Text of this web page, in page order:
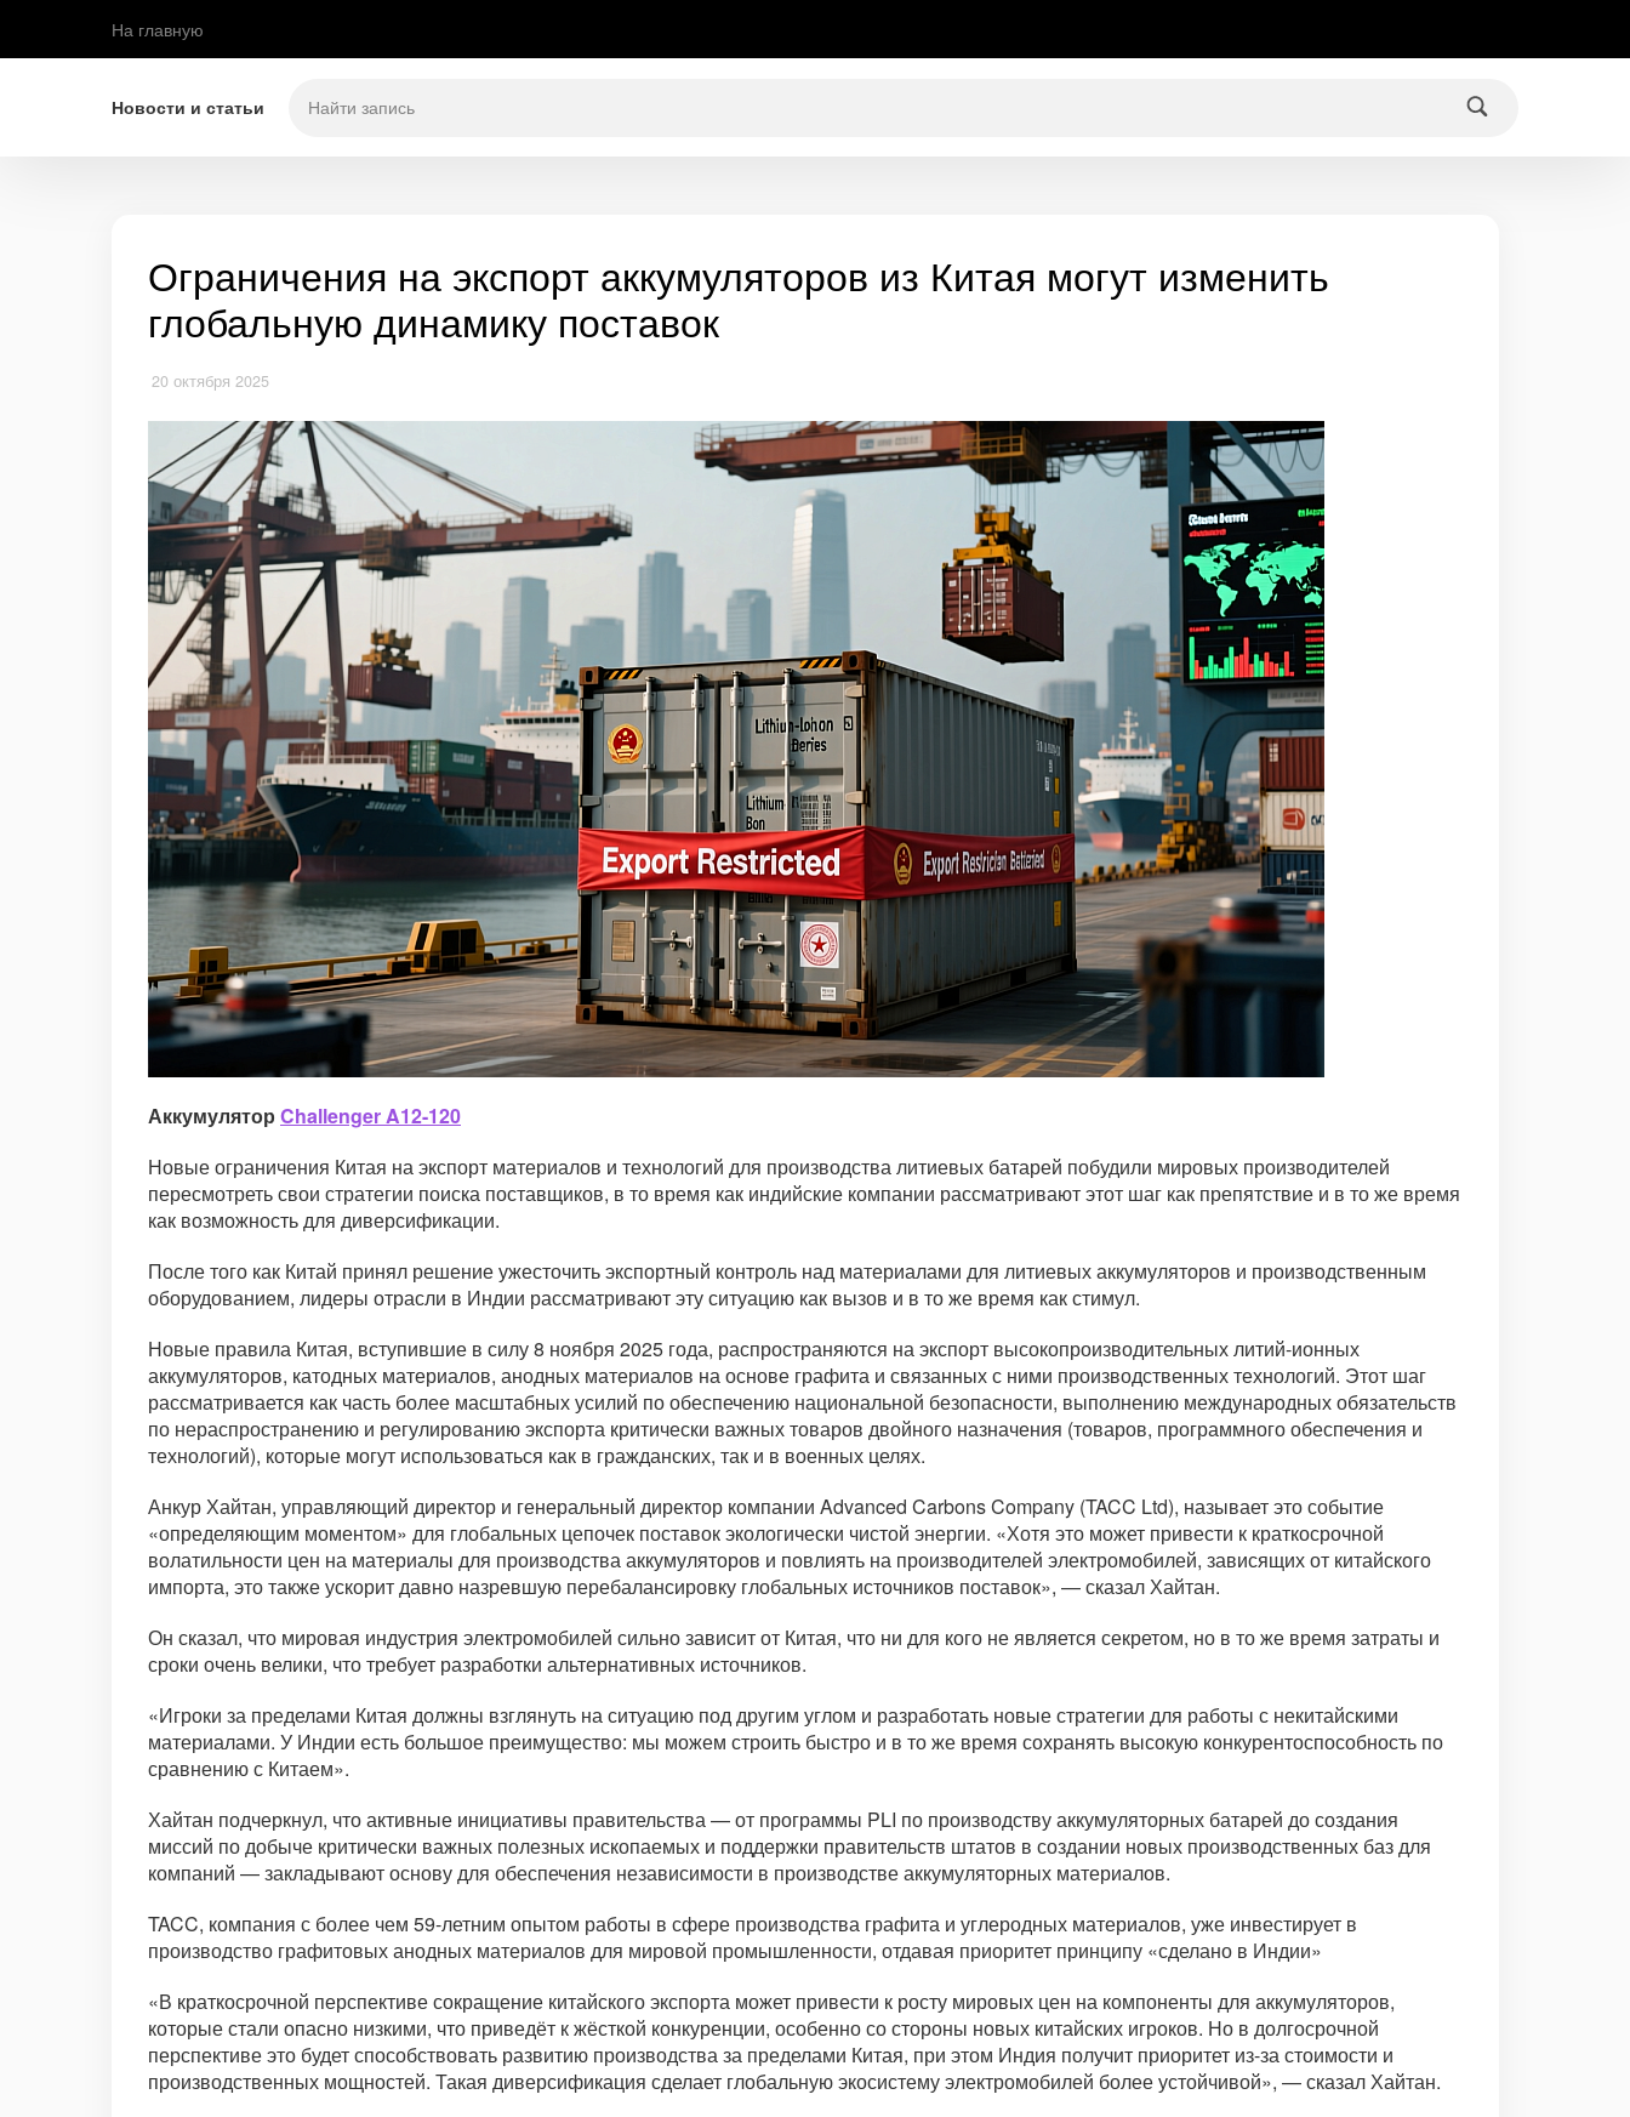
На главную
Новости и статьи
Ограничения на экспорт аккумуляторов из Китая могут изменить
глобальную динамику поставок
20 октября 2025
Аккумулятор Challenger A12-120
Новые ограничения Китая на экспорт материалов и технологий для производства литиевых батарей побудили мировых производителей
пересмотреть свои стратегии поиска поставщиков, в то время как индийские компании рассматривают этот шаг как препятствие и в то же время
как возможность для диверсификации.
После того как Китай принял решение ужесточить экспортный контроль над материалами для литиевых аккумуляторов и производственным
оборудованием, лидеры отрасли в Индии рассматривают эту ситуацию как вызов и в то же время как стимул.
Новые правила Китая, вступившие в силу 8 ноября 2025 года, распространяются на экспорт высокопроизводительных литий-ионных
аккумуляторов, катодных материалов, анодных материалов на основе графита и связанных с ними производственных технологий. Этот шаг
рассматривается как часть более масштабных усилий по обеспечению национальной безопасности, выполнению международных обязательств
по нераспространению и регулированию экспорта критически важных товаров двойного назначения (товаров, программного обеспечения и
технологий), которые могут использоваться как в гражданских, так и в военных целях.
Анкур Хайтан, управляющий директор и генеральный директор компании Advanced Carbons Company (TACC Ltd), называет это событие
«определяющим моментом» для глобальных цепочек поставок экологически чистой энергии. «Хотя это может привести к краткосрочной
волатильности цен на материалы для производства аккумуляторов и повлиять на производителей электромобилей, зависящих от китайского
импорта, это также ускорит давно назревшую перебалансировку глобальных источников поставок», — сказал Хайтан.
Он сказал, что мировая индустрия электромобилей сильно зависит от Китая, что ни для кого не является секретом, но в то же время затраты и
сроки очень велики, что требует разработки альтернативных источников.
«Игроки за пределами Китая должны взглянуть на ситуацию под другим углом и разработать новые стратегии для работы с некитайскими
материалами. У Индии есть большое преимущество: мы можем строить быстро и в то же время сохранять высокую конкурентоспособность по
сравнению с Китаем».
Хайтан подчеркнул, что активные инициативы правительства — от программы PLI по производству аккумуляторных батарей до создания
миссий по добыче критически важных полезных ископаемых и поддержки правительств штатов в создании новых производственных баз для
компаний — закладывают основу для обеспечения независимости в производстве аккумуляторных материалов.
TACC, компания с более чем 59-летним опытом работы в сфере производства графита и углеродных материалов, уже инвестирует в
производство графитовых анодных материалов для мировой промышленности, отдавая приоритет принципу «сделано в Индии»
«В краткосрочной перспективе сокращение китайского экспорта может привести к росту мировых цен на компоненты для аккумуляторов,
которые стали опасно низкими, что приведёт к жёсткой конкуренции, особенно со стороны новых китайских игроков. Но в долгосрочной
перспективе это будет способствовать развитию производства за пределами Китая, при этом Индия получит приоритет из-за стоимости и
производственных мощностей. Такая диверсификация сделает глобальную экосистему электромобилей более устойчивой», — сказал Хайтан.